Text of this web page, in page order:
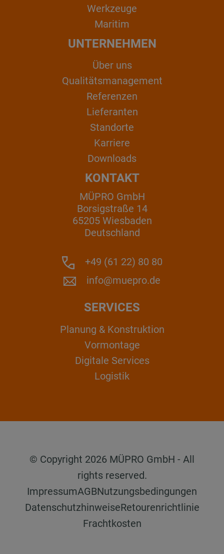
Werkzeuge
Maritim
UNTERNEHMEN
Über uns
Qualitätsmanagement
Referenzen
Lieferanten
Standorte
Karriere
Downloads
KONTAKT
MÜPRO GmbH
Borsigstraße 14
65205 Wiesbaden
Deutschland
+49 (61 22) 80 80
info@muepro.de
SERVICES
Planung & Konstruktion
Vormontage
Digitale Services
Logistik
© Copyright 2026 MÜPRO GmbH - All
rights reserved.
ImpressumAGBNutzungsbedingungen
DatenschutzhinweiseRetourenrichtlinie
Frachtkosten